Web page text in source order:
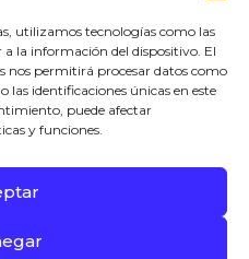
utilizamos tecnologías como las
la información del dispositivo. El
nos permitirá procesar datos como
identificaciones únicas en este
puede afectar
y funciones.
el Ayuntamiento de Madrid